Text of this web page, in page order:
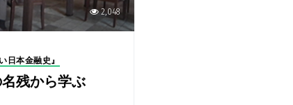
2,048
日本金融史』
残から学ぶ